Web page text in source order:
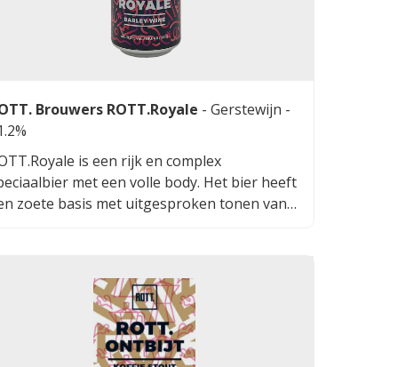
Brouwers ROTT.Royale - Gerstewijn -
is een rijk en complex
met een volle body. Het bier heeft
zoete basis met uitgesproken tonen van
balans tussen zoetheid en de
bitterheid van de hop.